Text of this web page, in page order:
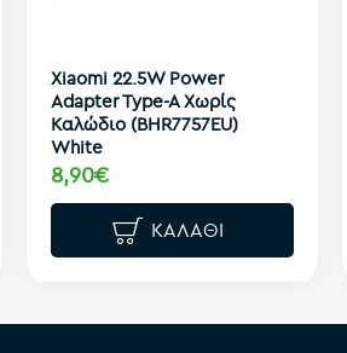
Xiaomi 22.5W Power
Adapter Type-A Χωρίς
Καλώδιο (BHR7757EU)
White
8,90€
ΚΑΛΆΘΙ